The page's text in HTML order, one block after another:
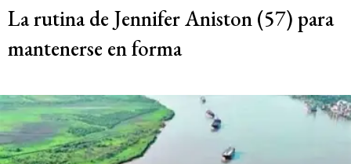
La rutina de Jennifer Aniston (57) para
mantenerse en forma